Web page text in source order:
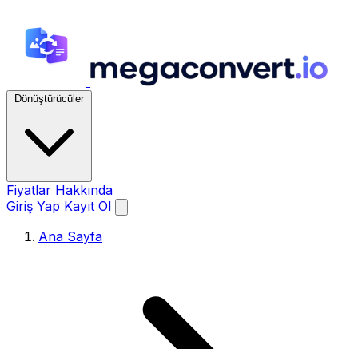
Dönüştürücüler
Fiyatlar Hakkında
Giriş Yap Kayıt Ol
Ana Sayfa